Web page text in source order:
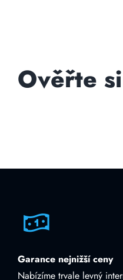
Ověřte
Garance nejnižší ceny
Nabízíme trvale levný